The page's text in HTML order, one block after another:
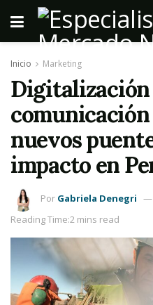
Inicio Marketing
nuevos
impacto en
Por Gabriela Denegri
Reading Time:2 mins read